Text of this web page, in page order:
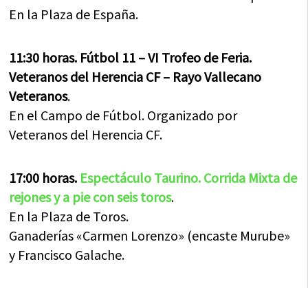
En la Plaza de España.
11:30 horas. Fútbol 11 – VI Trofeo de Feria.
Veteranos del Herencia CF – Rayo Vallecano
Veteranos.
En el Campo de Fútbol. Organizado por
Veteranos del Herencia CF.
17:00 horas. Espectáculo Taurino. Corrida Mixta de
rejones y a pie con seis toros.
En la Plaza de Toros.
Ganaderías «Carmen Lorenzo» (encaste Murube»
y Francisco Galache.